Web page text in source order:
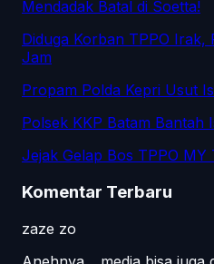
Mendadak Batal di Soetta!
Diduga Korban TPPO Irak,
Jam
Propam Polda Kepri Usut
Polsek KKP Batam Bantah
Jejak Gelap Bos TPPO MY
Komentar Terbaru
zaze zo